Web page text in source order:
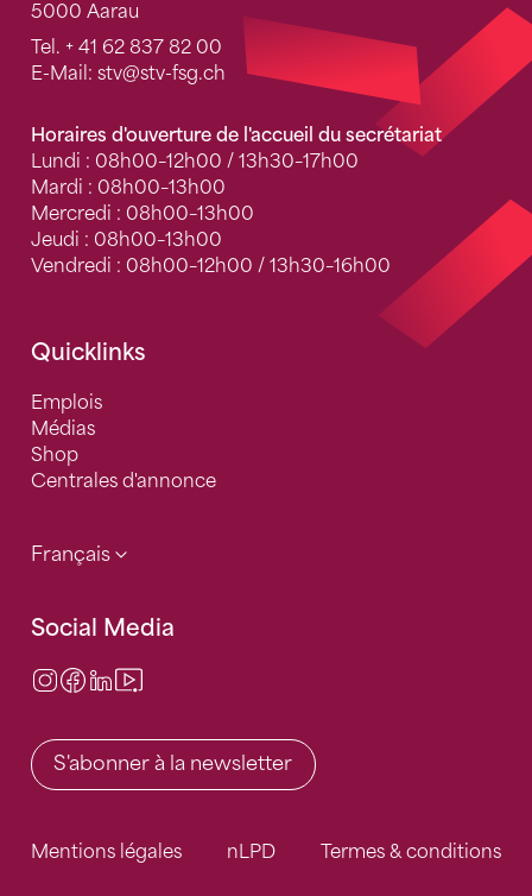
5000 Aarau
Tel. + 41 62 837 82 00
E-Mail: stv@stv-fsg.ch
Horaires d'ouverture de l'accueil du secrétariat
Lundi : 08h00–12h00 / 13h30–17h00
Mardi : 08h00–13h00
Mercredi : 08h00–13h00
Jeudi : 08h00–13h00
Vendredi : 08h00–12h00 / 13h30–16h00
Quicklinks
Emplois
Médias
Shop
Centrales d'annonce
Français
Social Media
Instagram
Facebook
LinkedIn
S'abonner à la newsletter
Mentions légales nLPD Termes & conditions